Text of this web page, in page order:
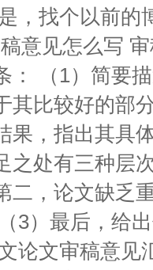
，找个以前的
意见怎么写
： （1）简要
其比较好的部
果，指出其具
之处有三种层
二，论文缺乏
3）最后，给
论文审稿意见